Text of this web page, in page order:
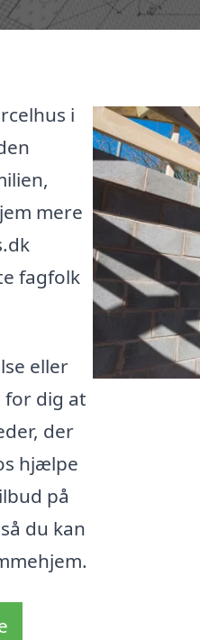
i
mere
fagfolk
eller
for dig at
der
hjælpe
på
du kan